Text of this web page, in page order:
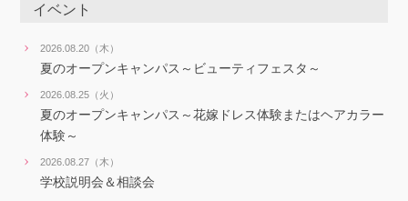
イベント
2026.08.20（木）
夏のオープンキャンパス～ビューティフェスタ～
2026.08.25（火）
夏のオープンキャンパス～花嫁ドレス体験またはヘアカラー
体験～
2026.08.27（木）
学校説明会＆相談会